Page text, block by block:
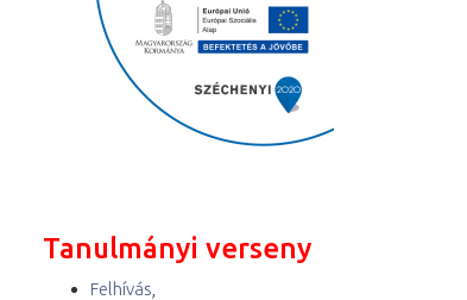
Tanulmányi verseny
Felhívás